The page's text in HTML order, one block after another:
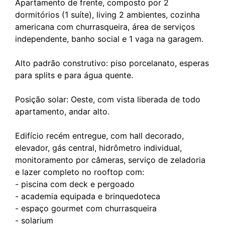
Apartamento de frente, composto por 2
dormitórios (1 suíte), living 2 ambientes, cozinha
americana com churrasqueira, área de serviços
independente, banho social e 1 vaga na garagem.
Alto padrão construtivo: piso porcelanato, esperas
para splits e para água quente.
Posição solar: Oeste, com vista liberada de todo
apartamento, andar alto.
Edifício recém entregue, com hall decorado,
elevador, gás central, hidrômetro individual,
monitoramento por câmeras, serviço de zeladoria
e lazer completo no rooftop com:
- piscina com deck e pergoado
- academia equipada e brinquedoteca
- espaço gourmet com churrasqueira
- solarium